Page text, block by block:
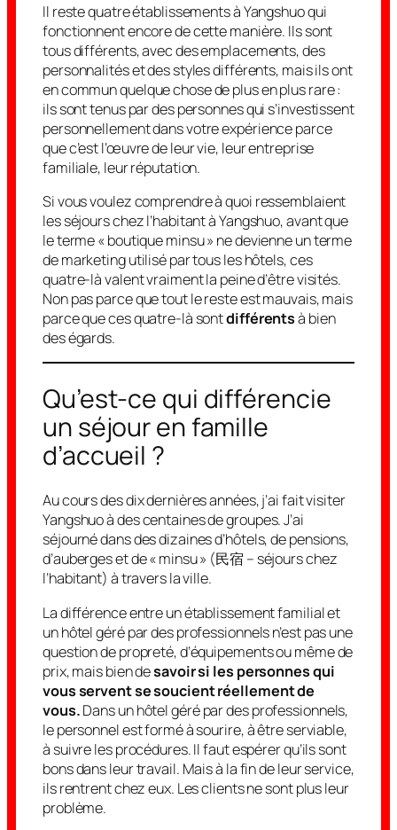
Il reste quatre établissements à Yangshuo qui
fonctionnent encore de cette manière. Ils sont
tous différents, avec des emplacements, des
personnalités et des styles différents, mais ils ont
en commun quelque chose de plus en plus rare :
ils sont tenus par des personnes qui s’investissent
personnellement dans votre expérience parce
que c’est l’œuvre de leur vie, leur entreprise
familiale, leur réputation.
Si vous voulez comprendre à quoi ressemblaient
les séjours chez l’habitant à Yangshuo, avant que
le terme « boutique minsu » ne devienne un terme
de marketing utilisé par tous les hôtels, ces
quatre-là valent vraiment la peine d’être visités.
Non pas parce que tout le reste est mauvais, mais
parce que ces quatre-là sontdifférentsà bien
des égards.
Qu’est-ce qui différencie
un séjour en famille
d’accueil ?
Au cours des dix dernières années, j’ai fait visiter
Yangshuo à des centaines de groupes. J’ai
séjourné dans des dizaines d’hôtels, de pensions,
d’auberges et de « minsu » (民宿 – séjours chez
l’habitant) à travers la ville.
La différence entre un établissement familial et
un hôtel géré par des professionnels n’est pas une
question de propreté, d’équipements ou même de
prix, mais bien desavoir si les personnes qui
vous servent se soucient réellement de
vous.Dans un hôtel géré par des professionnels,
le personnel est formé à sourire, à être serviable,
à suivre les procédures. Il faut espérer qu’ils sont
bons dans leur travail. Mais à la fin de leur service,
ils rentrent chez eux. Les clients ne sont plus leur
problème.